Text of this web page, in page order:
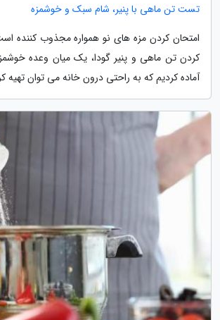
تست تن ماهی با پنیر، شام سبک و خوشمزه
امتحان کردن مزه های نو همواره مجذوب کننده
کردن تن ماهی و پنیر گودا، یک میان وعده
آماده کردیم که به راحتی درون خانه می توان تهیه